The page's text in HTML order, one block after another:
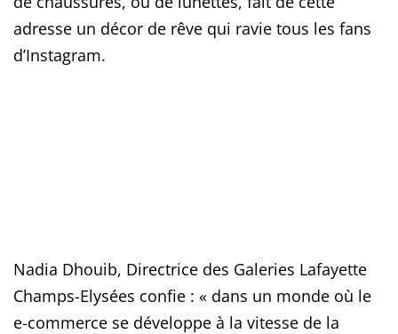
adresse un décor de rêve qui ravie tous les fans
d’Instagram.
Nadia Dhouib, Directrice des Galeries Lafayette
Champs-Elysées confie : « dans un monde où le
e-commerce se développe à la vitesse de la